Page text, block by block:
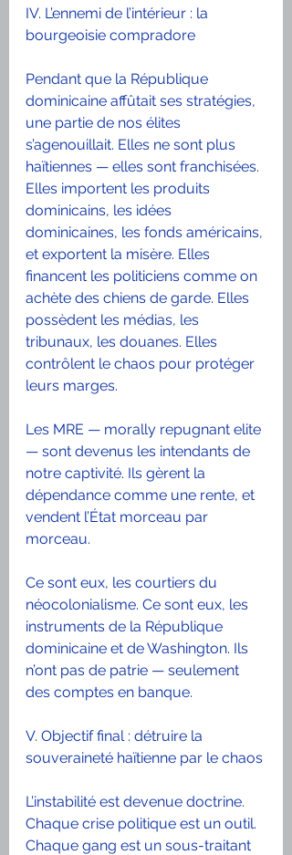
IV. L’ennemi de l’intérieur : la
bourgeoisie compradore
Pendant que la République
dominicaine affûtait ses stratégies,
une partie de nos élites
s’agenouillait. Elles ne sont plus
haïtiennes — elles sont franchisées.
Elles importent les produits
dominicains, les idées
dominicaines, les fonds américains,
et exportent la misère. Elles
financent les politiciens comme on
achète des chiens de garde. Elles
possèdent les médias, les
tribunaux, les douanes. Elles
contrôlent le chaos pour protéger
leurs marges.
Les MRE — morally repugnant elite
— sont devenus les intendants de
notre captivité. Ils gèrent la
dépendance comme une rente, et
vendent l’État morceau par
morceau.
Ce sont eux, les courtiers du
néocolonialisme. Ce sont eux, les
instruments de la République
dominicaine et de Washington. Ils
n’ont pas de patrie — seulement
des comptes en banque.
V. Objectif final : détruire la
souveraineté haïtienne par le chaos
L’instabilité est devenue doctrine.
Chaque crise politique est un outil.
Chaque gang est un sous-traitant